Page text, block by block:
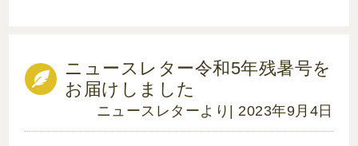
ニュースレター令和5年残暑号を
お届けしました
ニュースレターより | 2023年9月4日